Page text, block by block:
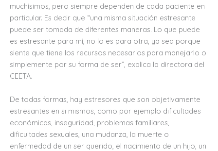
muchísimos, pero siempre dependen de cada paciente en
particular. Es decir que “una misma situación estresante
puede ser tomada de diferentes maneras. Lo que puede
es estresante para mí, no lo es para otra, ya sea porque
siente que tiene los recursos necesarios para manejarlo o
simplemente por su forma de ser”, explica la directora del
CEETA.
De todas formas, hay estresores que son objetivamente
estresantes en si mismos, como por ejemplo dificultades
económicas, inseguridad, problemas familiares,
dificultades sexuales, una mudanza, la muerte o
enfermedad de un ser querido, el nacimiento de un hijo, un